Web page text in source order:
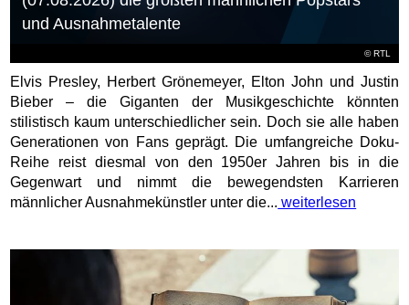
© RTL
und Ausnahmetalente
Elvis Presley, Herbert Grönemeyer, Elton John und Justin
Bieber – die Giganten der Musikgeschichte könnten
stilistisch kaum unterschiedlicher sein. Doch sie alle haben
Generationen von Fans geprägt. Die umfangreiche Doku-
Reihe reist diesmal von den 1950er Jahren bis in die
Gegenwart und nimmt die bewegendsten Karrieren
männlicher Ausnahmekünstler unter die... weiterlesen